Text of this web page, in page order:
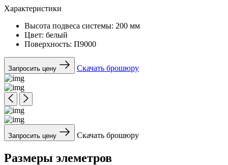
Характеристики
Высота подвеса системы: 200 мм
Цвет: белый
Поверхность: П9000
Запросить цену Скачать брошюру
Запросить цену Скачать брошюру
Размеры элеметров